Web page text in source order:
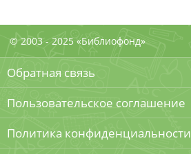
© 2003 - 2025 «Библиофонд»
Обратная связь
Пользовательское соглашение
Политика конфиденциальности